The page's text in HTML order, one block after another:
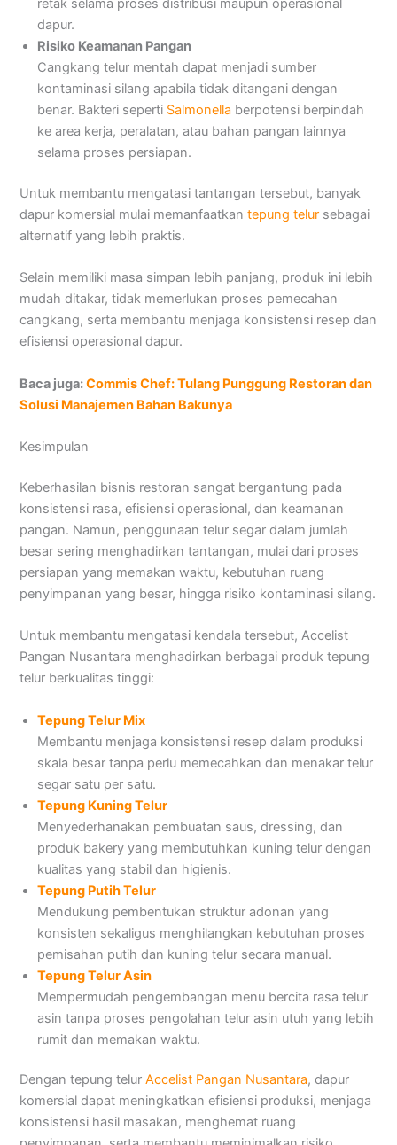
retak selama proses distribusi maupun operasional
dapur.
Risiko Keamanan Pangan
Cangkang telur mentah dapat menjadi sumber
kontaminasi silang apabila tidak ditangani dengan
benar. Bakteri seperti Salmonella berpotensi berpindah
ke area kerja, peralatan, atau bahan pangan lainnya
selama proses persiapan.
Untuk membantu mengatasi tantangan tersebut, banyak
dapur komersial mulai memanfaatkantepung telur sebagai
alternatif yang lebih praktis.
Selain memiliki masa simpan lebih panjang, produk ini lebih
mudah ditakar, tidak memerlukan proses pemecahan
cangkang, serta membantu menjaga konsistensi resep dan
efisiensi operasional dapur.
Baca juga:Commis Chef: Tulang Punggung Restoran dan
Solusi Manajemen Bahan Bakunya
Kesimpulan
Keberhasilan bisnis restoran sangat bergantung pada
konsistensi rasa, efisiensi operasional, dan keamanan
pangan. Namun, penggunaan telur segar dalam jumlah
besar sering menghadirkan tantangan, mulai dari proses
persiapan yang memakan waktu, kebutuhan ruang
penyimpanan yang besar, hingga risiko kontaminasi silang.
Untuk membantu mengatasi kendala tersebut, Accelist
Pangan Nusantara menghadirkan berbagai produk tepung
telur berkualitas tinggi:
Tepung Telur Mix
Membantu menjaga konsistensi resep dalam produksi
skala besar tanpa perlu memecahkan dan menakar telur
segar satu per satu.
Tepung Kuning Telur
Menyederhanakan pembuatan saus, dressing, dan
produk bakery yang membutuhkan kuning telur dengan
kualitas yang stabil dan higienis.
Tepung Putih Telur
Mendukung pembentukan struktur adonan yang
konsisten sekaligus menghilangkan kebutuhan proses
pemisahan putih dan kuning telur secara manual.
Tepung Telur Asin
Mempermudah pengembangan menu bercita rasa telur
asin tanpa proses pengolahan telur asin utuh yang lebih
rumit dan memakan waktu.
Dengan tepung telurAccelist Pangan Nusantara, dapur
komersial dapat meningkatkan efisiensi produksi, menjaga
konsistensi hasil masakan, menghemat ruang